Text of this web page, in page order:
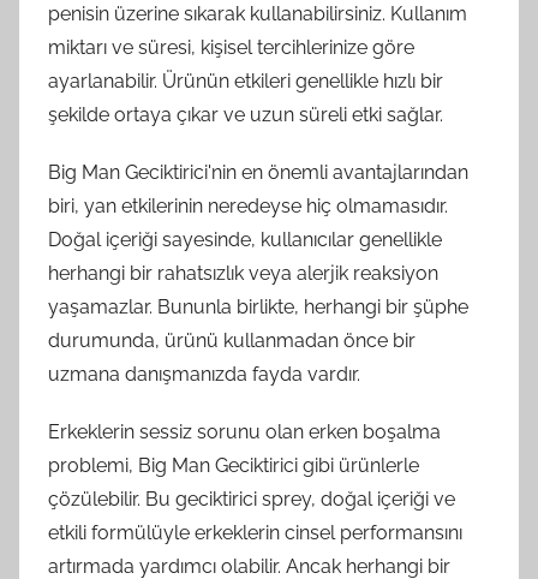
penisin üzerine sıkarak kullanabilirsiniz. Kullanım
miktarı ve süresi, kişisel tercihlerinize göre
ayarlanabilir. Ürünün etkileri genellikle hızlı bir
şekilde ortaya çıkar ve uzun süreli etki sağlar.
Big Man Geciktirici'nin en önemli avantajlarından
biri, yan etkilerinin neredeyse hiç olmamasıdır.
Doğal içeriği sayesinde, kullanıcılar genellikle
herhangi bir rahatsızlık veya alerjik reaksiyon
yaşamazlar. Bununla birlikte, herhangi bir şüphe
durumunda, ürünü kullanmadan önce bir
uzmana danışmanızda fayda vardır.
Erkeklerin sessiz sorunu olan erken boşalma
problemi, Big Man Geciktirici gibi ürünlerle
çözülebilir. Bu geciktirici sprey, doğal içeriği ve
etkili formülüyle erkeklerin cinsel performansını
artırmada yardımcı olabilir. Ancak herhangi bir